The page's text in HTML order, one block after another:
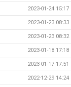
2023-01-24 15:17
2023-01-23 08:33
2023-01-23 08:32
2023-01-18 17:18
2023-01-17 17:51
2022-12-29 14:24